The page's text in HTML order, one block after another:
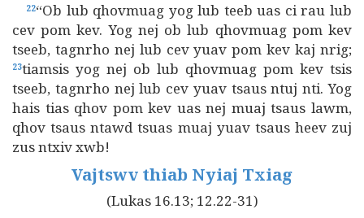
22“Ob lub qhovmuag yog lub teeb uas ci rau lub
cev pom kev. Yog nej ob lub qhovmuag pom kev
tseeb, tagnrho nej lub cev yuav pom kev kaj nrig;
23tiamsis yog nej ob lub qhovmuag pom kev tsis
tseeb, tagnrho nej lub cev yuav tsaus ntuj nti. Yog
hais tias qhov pom kev uas nej muaj tsaus lawm,
qhov tsaus ntawd tsuas muaj yuav tsaus heev zuj
zus ntxiv xwb!
Vajtswv thiab Nyiaj Txiag
(Lukas 16.13; 12.22-31)